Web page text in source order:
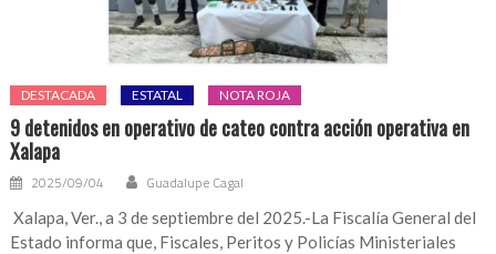
DESTACADA ESTATAL NOTA ROJA
9 detenidos en operativo de cateo contra acción operativa en
Xalapa
2025/09/04 Guadalupe Cagal
Xalapa, Ver., a 3 de septiembre del 2025.-La Fiscalía General del
Estado informa que, Fiscales, Peritos y Policías Ministeriales